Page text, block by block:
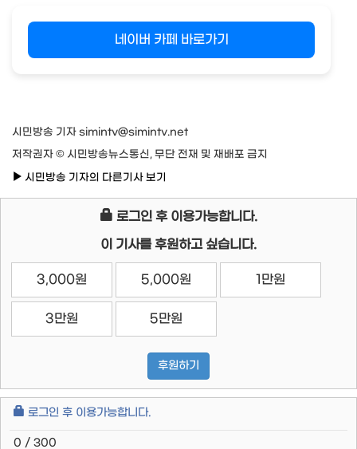
네이버 카페 바로가기
시민방송 기자 simintv@simintv.net
저작권자 © 시민방송뉴스통신, 무단 전재 및 재배포 금지
시민방송 기자의 다른기사 보기
로그인 후 이용가능합니다.
이 기사를 후원하고 싶습니다.
3,000원 5,000원 1만원
3만원 5만원
후원하기
로그인 후 이용가능합니다.
0 / 300